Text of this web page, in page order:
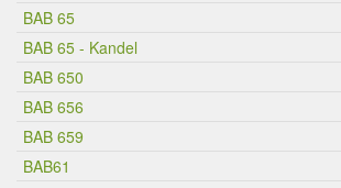
BAB 65
BAB 65 - Kandel
BAB 650
BAB 656
BAB 659
BAB61